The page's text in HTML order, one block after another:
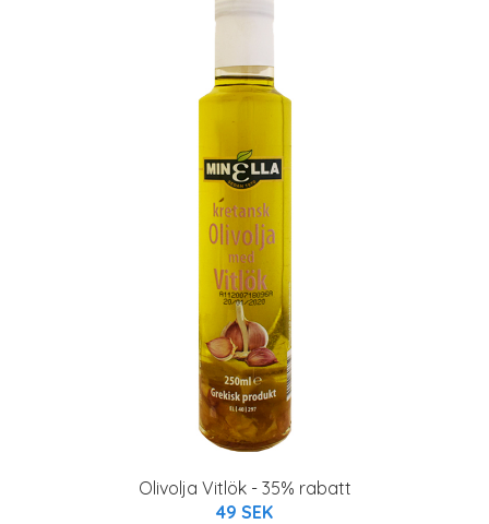
Olivolja Vitlök - 35% rabatt
49 SEK